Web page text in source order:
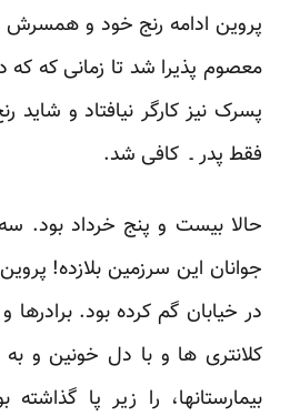
پروین ادامه رنج خود و همسرش
معصوم پذیرا شد تا زمانی که
پسرک نیز کارگر نیافتاد و شاید
فقط پدر ـ کافی شد.
حالا بیست و پنج خرداد بود.
جوانان این سرزمین بلازده!
در خیابان گم کرده بود.
کلانتری ها و با دل خونین و به
بیمارستانها، را زیر پا